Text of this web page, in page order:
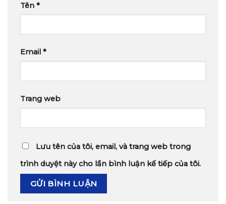
Tên *
Email *
Trang web
Lưu tên của tôi, email, và trang web trong
trình duyệt này cho lần bình luận kế tiếp của tôi.